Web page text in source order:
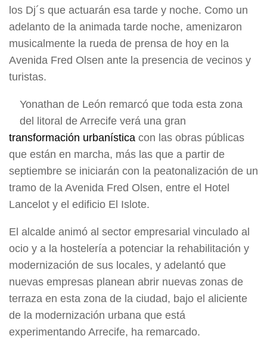
los Dj´s que actuarán esa tarde y noche. Como un
adelanto de la animada tarde noche, amenizaron
musicalmente la rueda de prensa de hoy en la
Avenida Fred Olsen ante la presencia de vecinos y
turistas.
Yonathan de León remarcó que toda esta zona
del litoral de Arrecife verá una gran
transformación urbanística con las obras públicas
que están en marcha, más las que a partir de
septiembre se iniciarán con la peatonalización de un
tramo de la Avenida Fred Olsen, entre el Hotel
Lancelot y el edificio El Islote.
El alcalde animó al sector empresarial vinculado al
ocio y a la hostelería a potenciar la rehabilitación y
modernización de sus locales, y adelantó que
nuevas empresas planean abrir nuevas zonas de
terraza en esta zona de la ciudad, bajo el aliciente
de la modernización urbana que está
experimentando Arrecife, ha remarcado.